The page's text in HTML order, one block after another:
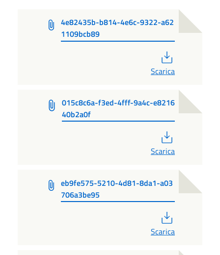
4e82435b-b814-4e6c-9322-a62
1109bcb89
Scarica
015c8c6a-f3ed-4fff-9a4c-e8216
40b2a0f
Scarica
eb9fe575-5210-4d81-8da1-a03
706a3be95
Scarica